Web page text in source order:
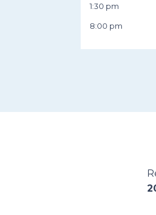
1:30 pm
8:00 pm